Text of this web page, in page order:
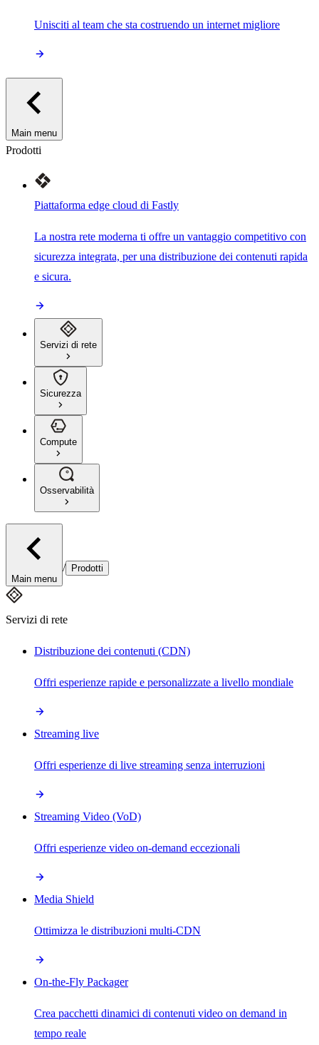
Unisciti al team che sta costruendo un internet migliore
Main menu
Prodotti
Piattaforma edge cloud di Fastly
La nostra rete moderna ti offre un vantaggio competitivo con
sicurezza integrata, per una distribuzione dei contenuti rapida
e sicura.
Servizi di rete
Sicurezza
Compute
Osservabilità
Main menu
/ Prodotti
Servizi di rete
Distribuzione dei contenuti (CDN)
Offri esperienze rapide e personalizzate a livello mondiale
Streaming live
Offri esperienze di live streaming senza interruzioni
Streaming Video (VoD)
Offri esperienze video on-demand eccezionali
Media Shield
Ottimizza le distribuzioni multi-CDN
On-the-Fly Packager
Crea pacchetti dinamici di contenuti video on demand in
tempo reale